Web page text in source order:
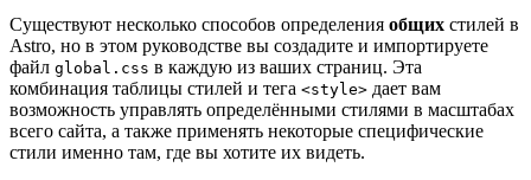
Существуют несколько способов определения общих стилей в
Astro, но в этом руководстве вы создадите и импортируете
файл global.css в каждую из ваших страниц. Эта
комбинация таблицы стилей и тега <style> дает вам
возможность управлять определёнными стилями в масштабах
всего сайта, а также применять некоторые специфические
стили именно там, где вы хотите их видеть.